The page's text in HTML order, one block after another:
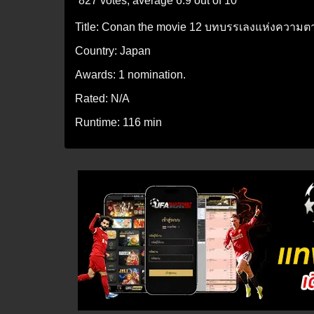
Title: Conan the movie 12 บทบรรเลงแห่งความต
Country: Japan
Awards: 1 nomination.
Rated: N/A
Runtime: 116 min